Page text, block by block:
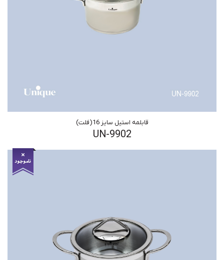
قابلمه استیل سایز 16(فلت)
UN-9902